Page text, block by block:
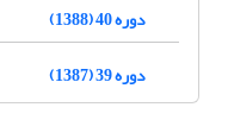
دوره 40 (1388)
دوره 39 (1387)